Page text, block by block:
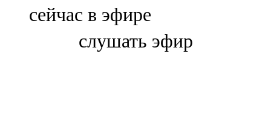
сейчас в эфире
слушать эфир